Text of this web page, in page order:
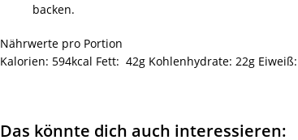
backen.
Nährwerte pro Portion
Kalorien: 594kcal Fett: 42g Kohlenhydrate: 22g Eiweiß:
Das könnte dich auch interessieren: